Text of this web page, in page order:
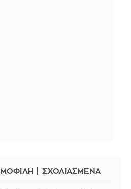
ΣΧΟΛΙΑΣΜΕΝΑ